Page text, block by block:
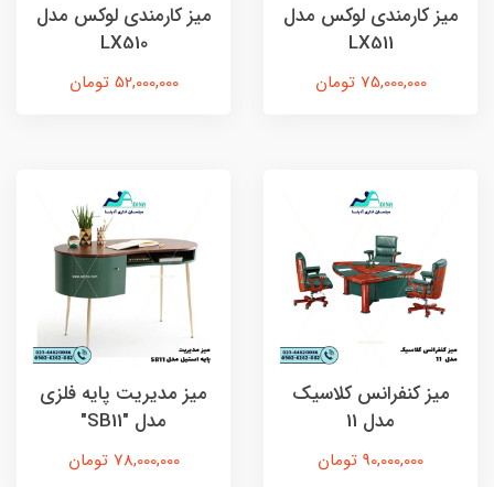
میز کارمندی لوکس مدل
LX511
75,000,000 تومان
میز کارمندی لوکس مدل
LX510
52,000,000 تومان
ميز كنفرانس کلاسیک
مدل 11
90,000,000 تومان
میز مدیریت پایه فلزی
مدل "SB11"
78,000,000 تومان